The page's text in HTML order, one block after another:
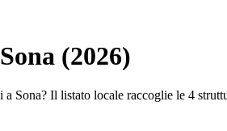
(2026)
Sona? Il listato locale raccoglie le 4